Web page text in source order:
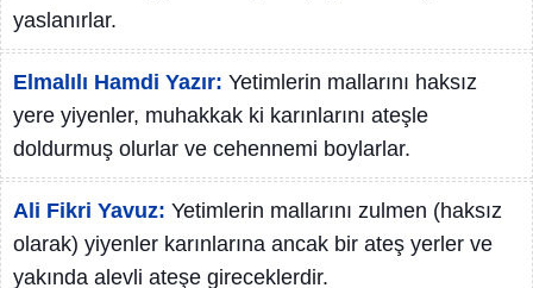
yaslanırlar.
Elmalılı Hamdi Yazır: Yetimlerin mallarını haksız
yere yiyenler, muhakkak ki karınlarını ateşle
doldurmuş olurlar ve cehennemi boylarlar.
Ali Fikri Yavuz: Yetimlerin mallarını zulmen (haksız
olarak) yiyenler karınlarına ancak bir ateş yerler ve
yakında alevli ateşe gireceklerdir.